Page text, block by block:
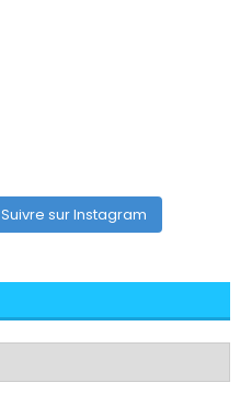
Suivre sur Instagram